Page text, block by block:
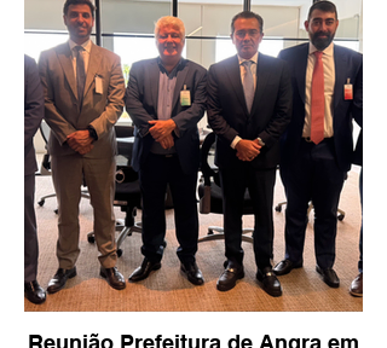
Reunião Prefeitura de Angra em